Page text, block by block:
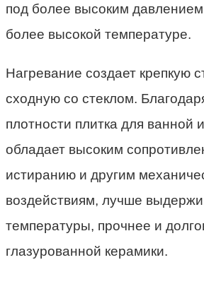
под более высоким
более высокой температуре.
Нагревание создает крепкую
сходную со стеклом.
плотности плитка для ванной
обладает высоким
истиранию и другим
воздействиям, лучше
температуры, прочнее и
глазурованной керамики.